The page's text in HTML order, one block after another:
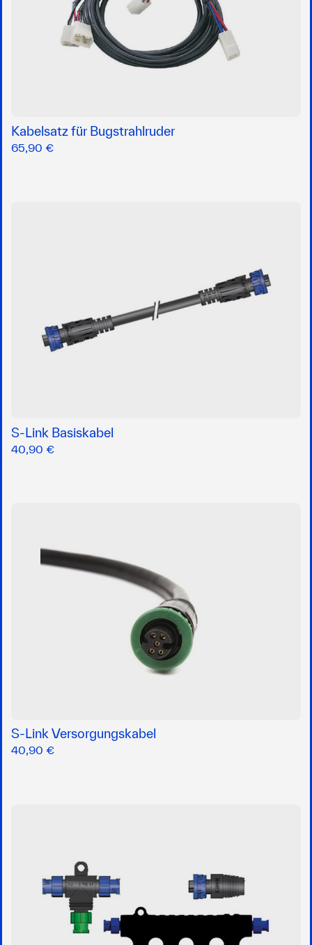
Kabelsatz für Bugstrahlruder
65,90 €
S-Link Basiskabel
40,90 €
S-Link Versorgungskabel
40,90 €